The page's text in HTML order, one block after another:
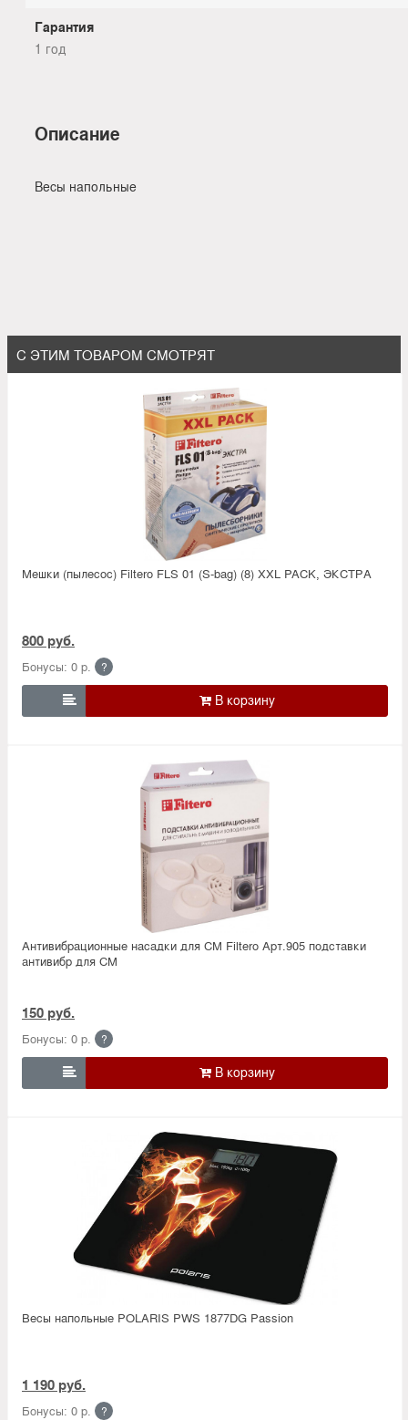
Гарантия
1 год
Описание
Весы напольные
С ЭТИМ ТОВАРОМ СМОТРЯТ
Мешки (пылесос) Filtero FLS 01 (S-bag) (8) XXL PACK, ЭКСТРА
800 руб.
Бонусы: 0 р. ?

Антивибрационные насадки для СМ Filtero Арт.905 подставки
антивибр для СМ
150 руб.
Бонусы: 0 р. ?

Весы напольные POLARIS PWS 1877DG Passion
1 190 руб.
Бонусы: 0 р. ?